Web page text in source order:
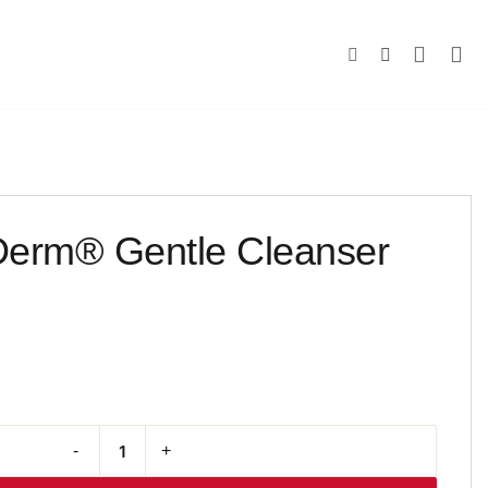
Gentle Cleanser
Cantitate Obagi Nu-Derm® Gentle Cleanser